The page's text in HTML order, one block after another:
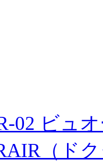
02 ビュ
（ド